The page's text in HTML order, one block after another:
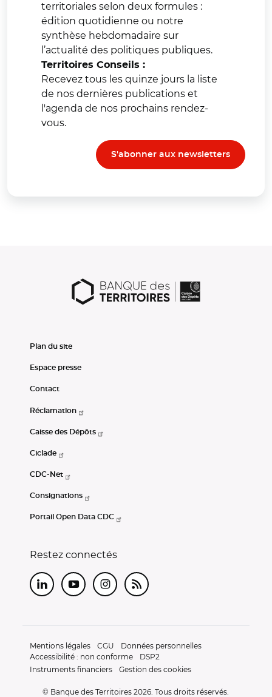
territoriales selon deux formules :
édition quotidienne ou notre
synthèse hebdomadaire sur
l’actualité des politiques publiques.
Territoires Conseils :
Recevez tous les quinze jours la liste
de nos dernières publications et
l'agenda de nos prochains rendez-
vous.
S'abonner aux newsletters
Plan du site
Espace presse
Contact
Réclamation
Caisse des Dépôts
Ciclade
CDC-Net
Consignations
Portail Open Data CDC
Restez connectés
LinkedInYoutubeInstagram
RSS
Mentions légales CGU
Données personnelles
Accessibilité : non conforme
DSP2
Instruments financiers
Gestion des cookies
© Banque des Territoires 2026. Tous droits réservés.